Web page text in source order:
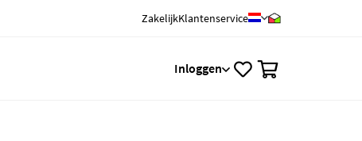
ZakelijkKlantenservice
Inloggen